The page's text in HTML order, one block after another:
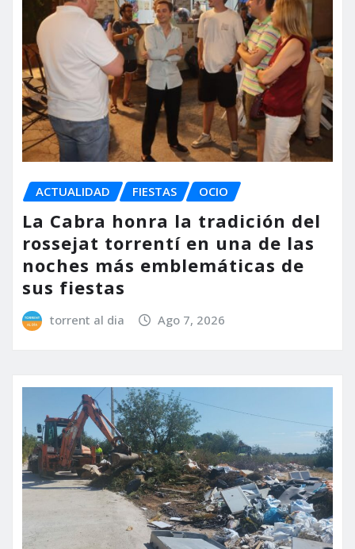
ACTUALIDAD FIESTAS OCIO
La Cabra honra la tradición del
rossejat torrentí en una de las
noches más emblemáticas de
sus fiestas
torrent al dia Ago 7, 2026